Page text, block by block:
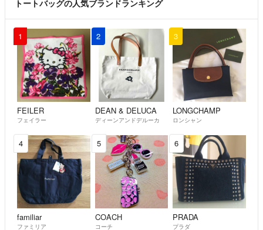
トートバッグの人気ブランドランキング
1
FEILER
フェイラー
2
DEAN & DELUCA
ディーンアンドデルーカ
3
LONGCHAMP
ロンシャン
4
familiar
ファミリア
5
COACH
コーチ
6
PRADA
プラダ